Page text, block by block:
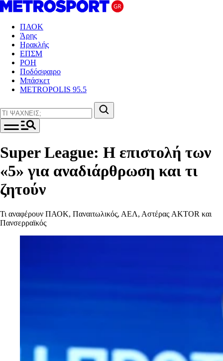
ΠΑΟΚ
Άρης
Ηρακλής
ΕΠΣΜ
ΡΟΗ
Ποδόσφαιρο
Μπάσκετ
METROPOLIS 95.5
Super League: Η επιστολή των
«5» για αναδιάρθρωση και τι
ζητούν
Τι αναφέρουν ΠΑΟΚ, Παναιτωλικός, ΑΕΛ, Αστέρας AKTOR και
Πανσερραϊκός